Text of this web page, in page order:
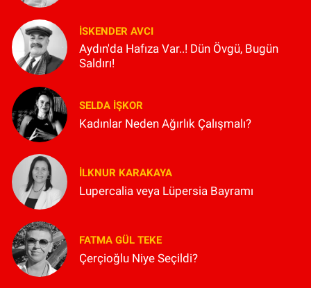
İSKENDER AVCI
Aydın'da Hafıza Var..! Dün Övgü, Bugün
Saldırı!
SELDA İŞKOR
Kadınlar Neden Ağırlık Çalışmalı?
İLKNUR KARAKAYA
Lupercalia veya Lüpersia Bayramı
FATMA GÜL TEKE
Çerçioğlu Niye Seçildi?